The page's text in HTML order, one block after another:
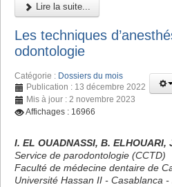
Lire la suite...
Les techniques
odontologie
Catégorie : Dossiers du mois
Publication : 13 décembre 2022
Mis à jour : 2 novembre 2023
Affichages : 16966
I. EL OUADNASSI, B. ELHOUARI,
Service de parodontologie (CCTD)
Faculté de médecine dentaire de
Université Hassan II - Casablanca -